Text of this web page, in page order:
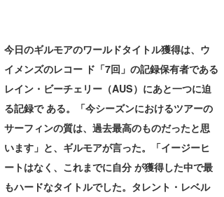
今日のギルモアのワールドタイトル獲得は、ウ
イメンズのレコー ド「7回」の記録保有者である
レイン・ビーチェリー（AUS）にあと一つに迫
る記録で ある。「今シーズンにおけるツアーの
サーフィンの質は、過去最高のものだったと思
います」と、ギルモアが言った。「イージーヒ
ートはなく、これまでに自分 が獲得した中で最
もハードなタイトルでした。タレント・レベル